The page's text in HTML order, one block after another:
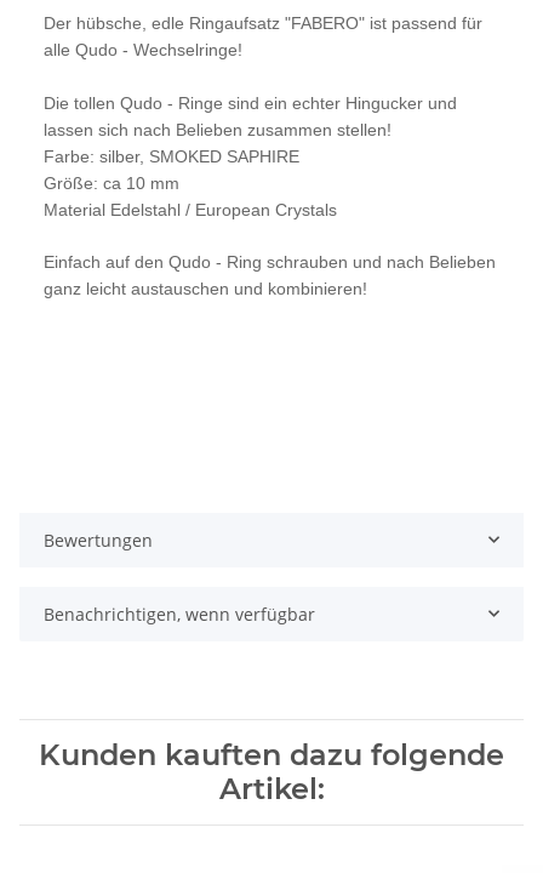
Der hübsche, edle Ringaufsatz "FABERO" ist passend für
alle Qudo - Wechselringe!
Die tollen Qudo - Ringe sind ein echter Hingucker und
lassen sich nach Belieben zusammen stellen!
Farbe: silber, SMOKED SAPHIRE
Größe: ca 10 mm
Material Edelstahl / European Crystals
Einfach auf den Qudo - Ring schrauben und nach Belieben
ganz leicht austauschen und kombinieren!
Bewertungen
Benachrichtigen, wenn verfügbar
Kunden kauften dazu folgende
Artikel: